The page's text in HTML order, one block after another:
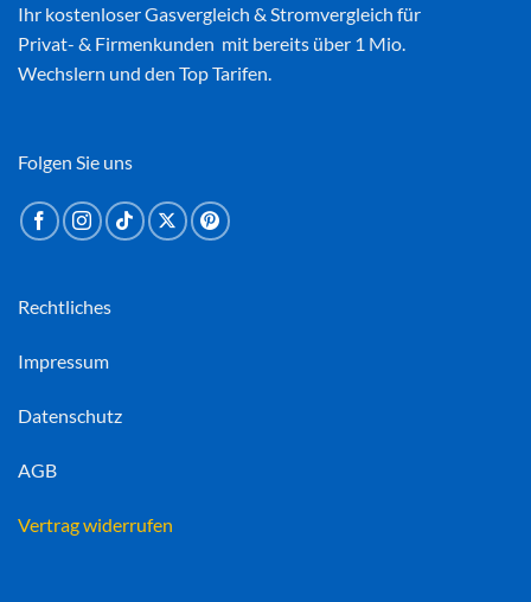
Ihr kostenloserGasvergleich & Stromvergleich für
Privat- & Firmenkunden mit bereits über 1 Mio.
Wechslern und den Top Tarifen.
Rechtliches
Impressum
Datenschutz
AGB
Vertrag widerrufen
Folgen Sie uns